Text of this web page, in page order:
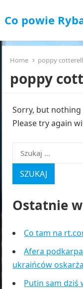
Co powie
Home poppy cotterell
poppy
Sorry, but
Please try again
Szukaj:
Ostatnie
Co tam na
Afera
ukraińców
Putin sam dziś